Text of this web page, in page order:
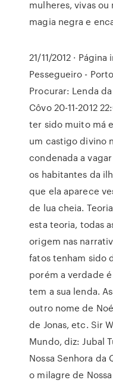
mulheres, vivas ou
magia negra e
21/11/2012 ·
Pessegueiro -
Procurar: Lenda
Côvo 20-11-2012
ter sido muito má
um castigo divino
condenada a
os habitantes da
que ela aparece
de lua cheia.
esta teoria, todas
origem nas
fatos tenham sido
porém a verdade
tem a sua lenda.
outro nome de
de Jonas, etc. Sir
Mundo, diz: Jubal
Nossa Senhora da
o milagre de